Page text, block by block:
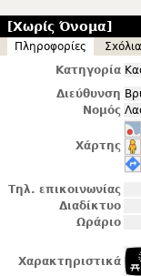
[Χωρίς Όνομα]
Πληροφορίες
Κατηγορία
Διεύθυνση
Νομός
Χάρτης
Τηλ. επικοινωνίας
Διαδίκτυο
Ωράριο
Χαρακτηριστικά